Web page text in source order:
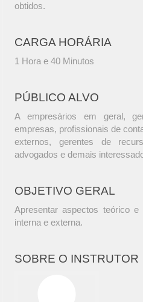
obtidos.
CARGA HORÁRIA
1 Hora e 40 Minutos
PÚBLICO ALVO
A empresários em geral,
empresas, profissionais de
externos, gerentes de
advogados e demais
OBJETIVO GERAL
Apresentar aspectos teórico
interna e externa.
SOBRE O INSTRUTOR